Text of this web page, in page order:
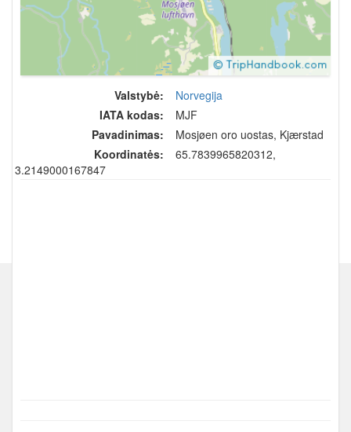
Valstybė:
Norvegija
IATA kodas:
MJF
Pavadinimas:
Mosjøen oro uostas, Kjærstad
Koordinatės:
65.7839965820312,
13.2149000167847